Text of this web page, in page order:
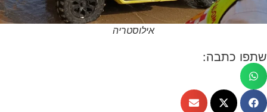
אילוסטריה
שתפו כתבה: